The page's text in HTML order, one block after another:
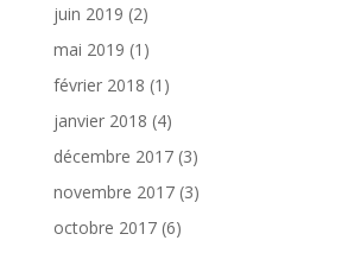
juin 2019 (2)
mai 2019 (1)
février 2018 (1)
janvier 2018 (4)
décembre 2017(3)
novembre 2017(3)
octobre 2017(6)